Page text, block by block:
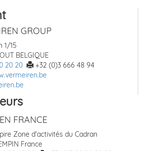
GROUP
1/15
BELGIQUE
20 20
+32 (0)3 666 48 94
FRANCE
Zone d'activités du Cadran
France